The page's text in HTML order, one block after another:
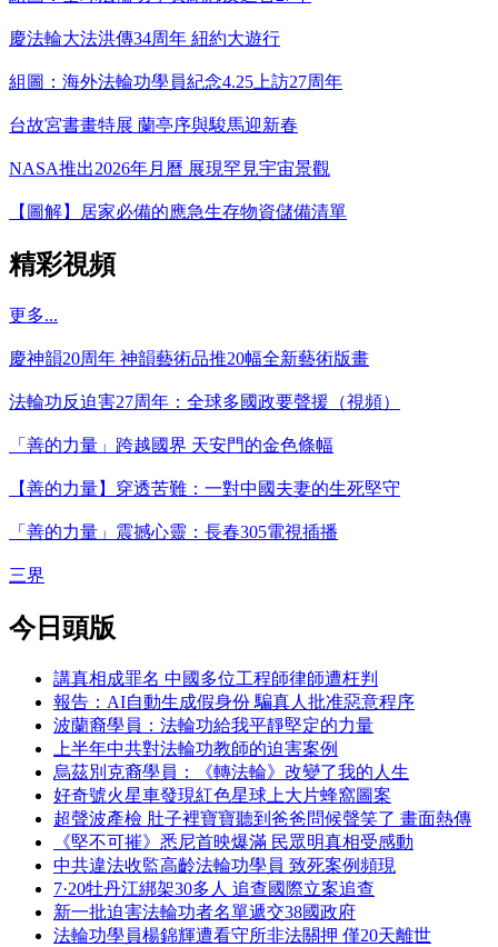
慶法輪大法洪傳34周年 紐約大遊行
組圖：海外法輪功學員紀念4.25上訪27周年
台故宮書畫特展 蘭亭序與駿馬迎新春
NASA推出2026年月曆 展現罕見宇宙景觀
【圖解】居家必備的應急生存物資儲備清單
精彩視頻
更多...
慶神韻20周年 神韻藝術品推20幅全新藝術版畫
法輪功反迫害27周年：全球多國政要聲援（視頻）
「善的力量」跨越國界 天安門的金色條幅
【善的力量】穿透苦難：一對中國夫妻的生死堅守
「善的力量」震撼心靈：長春305電視插播
三界
今日頭版
講真相成罪名 中國多位工程師律師遭枉判
報告：AI自動生成假身份 騙真人批准惡意程序
波蘭裔學員：法輪功給我平靜堅定的力量
上半年中共對法輪功教師的迫害案例
烏茲別克裔學員：《轉法輪》改變了我的人生
好奇號火星車發現紅色星球上大片蜂窩圖案
超聲波產檢 肚子裡寶寶聽到爸爸問候聲笑了 畫面熱傳
《堅不可摧》悉尼首映爆滿 民眾明真相受感動
中共違法收監高齡法輪功學員 致死案例頻現
7·20牡丹江綁架30多人 追查國際立案追查
新一批迫害法輪功者名單遞交38國政府
法輪功學員楊錦輝遭看守所非法關押 僅20天離世